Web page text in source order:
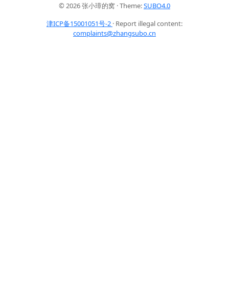
© 2026 张小璋的窝 · Theme:SUBO4.0
津ICP备15001051号-2 · Report illegal content:
complaints@zhangsubo.cn